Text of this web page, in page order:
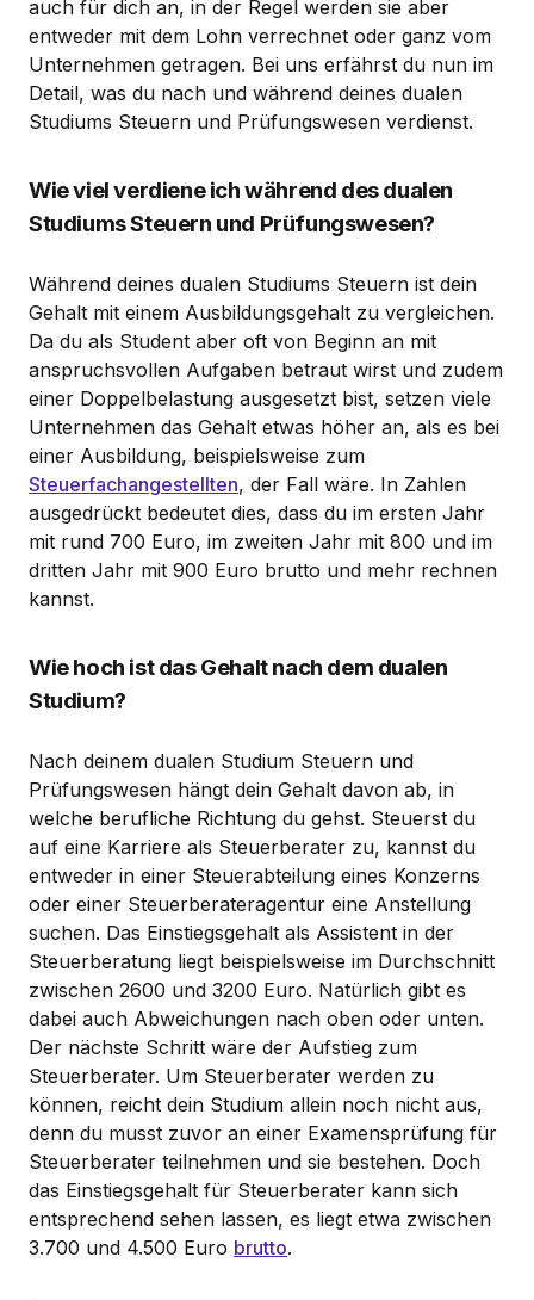
auch für dich an, in der Regel werden sie aber
entweder mit dem Lohn verrechnet oder ganz vom
Unternehmen getragen. Bei uns erfährst du nun im
Detail, was du nach und während deines dualen
Studiums Steuern und Prüfungswesen verdienst.
Wie viel verdiene ich während des dualen
Studiums Steuern und Prüfungswesen?
Während deines dualen Studiums Steuern ist dein
Gehalt mit einem Ausbildungsgehalt zu vergleichen.
Da du als Student aber oft von Beginn an mit
anspruchsvollen Aufgaben betraut wirst und zudem
einer Doppelbelastung ausgesetzt bist, setzen viele
Unternehmen das Gehalt etwas höher an, als es bei
einer Ausbildung, beispielsweise zum
Steuerfachangestellten, der Fall wäre. In Zahlen
ausgedrückt bedeutet dies, dass du im ersten Jahr
mit rund 700 Euro, im zweiten Jahr mit 800 und im
dritten Jahr mit 900 Euro brutto und mehr rechnen
kannst.
Wie hoch ist das Gehalt nach dem dualen
Studium?
Nach deinem dualen Studium Steuern und
Prüfungswesen hängt dein Gehalt davon ab, in
welche berufliche Richtung du gehst. Steuerst du
auf eine Karriere als Steuerberater zu, kannst du
entweder in einer Steuerabteilung eines Konzerns
oder einer Steuerberateragentur eine Anstellung
suchen. Das Einstiegsgehalt als Assistent in der
Steuerberatung liegt beispielsweise im Durchschnitt
zwischen 2600 und 3200 Euro. Natürlich gibt es
dabei auch Abweichungen nach oben oder unten.
Der nächste Schritt wäre der Aufstieg zum
Steuerberater. Um Steuerberater werden zu
können, reicht dein Studium allein noch nicht aus,
denn du musst zuvor an einer Examensprüfung für
Steuerberater teilnehmen und sie bestehen. Doch
das Einstiegsgehalt für Steuerberater kann sich
entsprechend sehen lassen, es liegt etwa zwischen
3.700 und 4.500 Euro brutto.